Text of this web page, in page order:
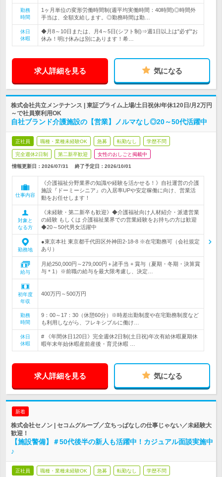
勤務
時間
1ヶ月単位の変形労働時間制(週平均実働時間：40時間)◎時間外
手当は、全額支給します。◎勤務時間は勤…
休日
休暇
◆月8～10日または、月4～5日(シフト制)⇒週1日以上は"必ず"お
休み！明け休みは別にあります！希…
求人詳細を見る 気になる
株式会社共立メンテナンス | 東証プライム上場/土日祝休/年休120日/月2万円
～で社員寮利用OK
自社ブランド介護施設の【営業】ノルマなし◎20～50代活躍中
正社員 職種・業種未経験OK 急募 転勤なし 学歴不問
完全週休2日制 第二新卒歓迎 女性のおしごと掲載中
情報更新日：2026/07/31 終了予定日： 2026/10/01
仕事内容
《介護福祉分野業界の知識や経験を活かせる！》自社運営の介護
施設『ドーミーシニア』の入居率UPや安定稼働に向け、営業活
動をお任せします！
対象と
なる方
《未経験・第二新卒も歓迎》◆介護福祉向け人材紹介・派遣営業
の経験 もしくは 介護福祉業界での営業経験をお持ちの方は歓迎
◆20～50代男女活躍中
勤務地
●東京本社 東京都千代田区外神田2-18-8 ※在宅勤務可（会社規定
あり）
給与
月給250,000円～279,000円＋諸手当 + 賞与（夏期・冬期・決算賞
与＊1）※前職の給与を最大限考慮し、決定…
初年度
年収
400万円～500万円
勤務
時間
9：00～17：30（休憩60分）※時差出勤制度や在宅勤務制度など
も利用しながら、フレキシブルに働け…
休日
休暇
# 《年間休日120日》完全週休2日制(土日祝)年次有給休暇夏期休
暇年末年始休暇産前産後・育児休暇 …
求人詳細を見る 気になる
新着
株式会社セノン | セコムグループ／立ちっぱなしの仕事じゃない／未経験大
歓迎！
【施設警備】＃50代後半の新人も活躍中！カジュアル面談実施中
♪
正社員 職種・業種未経験OK 急募 転勤なし 学歴不問